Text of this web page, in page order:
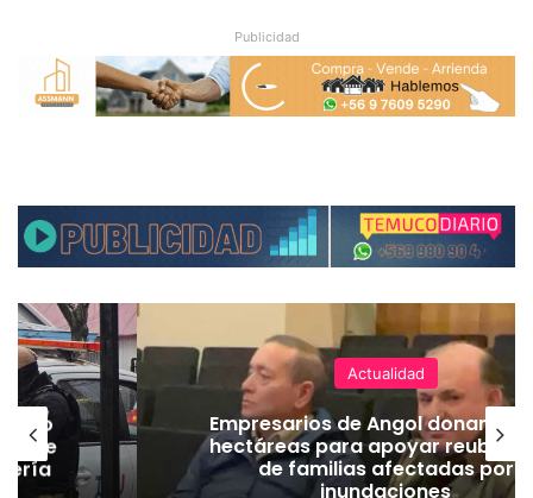
Publicidad
de
Actualidad
Empresarios de Angol donan
hectáreas para apoyar
de familias afectadas por